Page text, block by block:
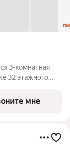
3-комнатная
32 этажного
метро
мне